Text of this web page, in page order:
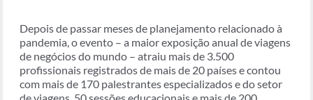
Depois de passar meses de planejamento relacionado à
pandemia, o evento – a maior exposição anual de viagens
de negócios do mundo – atraiu mais de 3.500
profissionais registrados de mais de 20 países e contou
com mais de 170 palestrantes especializados e do setor